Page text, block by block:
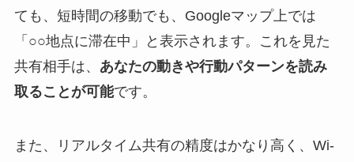
ても、短時間の移動でも、Googleマップ上では
「○○地点に滞在中」と表示されます。これを見た
共有相手は、 あなたの動きや行動パターンを読み
取ることが可能です。
また、リアルタイム共有の精度はかなり高く、Wi-